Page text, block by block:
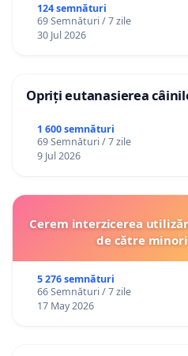
124 semnături
69 Semnături / 7 zile
30 Jul 2026
Opriți eutanasierea
1 600 semnături
69 Semnături / 7 zile
9 Jul 2026
Cerem interzicerea
de către
5 276 semnături
66 Semnături / 7 zile
17 May 2026